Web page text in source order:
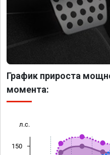
График прироста
момента:
л.с.
150